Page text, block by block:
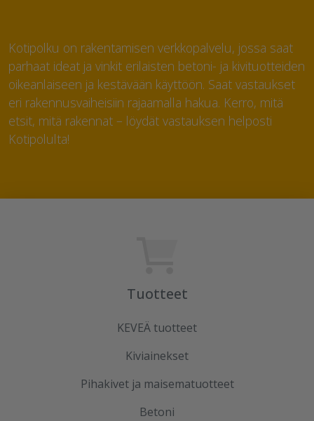
Kotipolku on rakentamisen verkkopalvelu, jossa saat
parhaat ideat ja vinkit erilaisten betoni- ja kivituotteiden
oikeanlaiseen ja kestävään käyttöön. Saat vastaukset
eri rakennusvaiheisiin rajaamalla hakua. Kerro, mitä
etsit, mitä rakennat – löydät vastauksen helposti
Kotipolulta!
Tuotteet
KEVEÄ tuotteet
Kiviainekset
Pihakivet ja maisematuotteet
Betoni